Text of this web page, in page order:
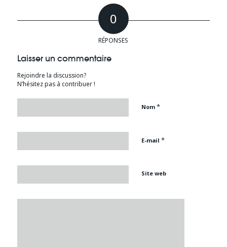
0
RÉPONSES
Laisser un commentaire
Rejoindre la discussion?
N’hésitez pas à contribuer !
Nom *
E-mail *
Site web